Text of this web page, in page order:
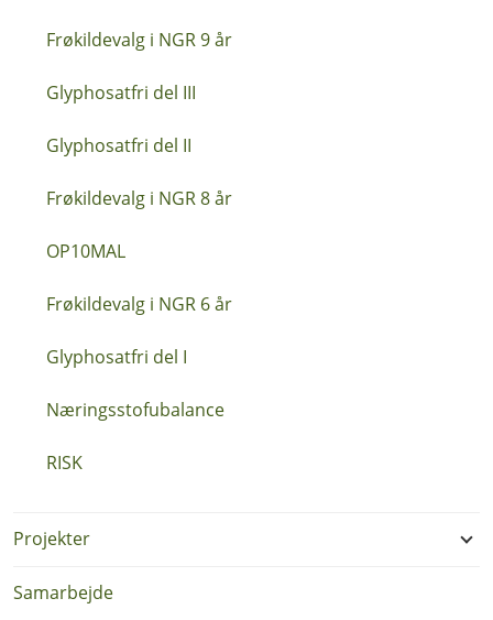
Frøkildevalg i NGR 9 år
Glyphosatfri del III
Glyphosatfri del II
Frøkildevalg i NGR 8 år
OP10MAL
Frøkildevalg i NGR 6 år
Glyphosatfri del I
Næringsstofubalance
RISK
Projekter
Samarbejde